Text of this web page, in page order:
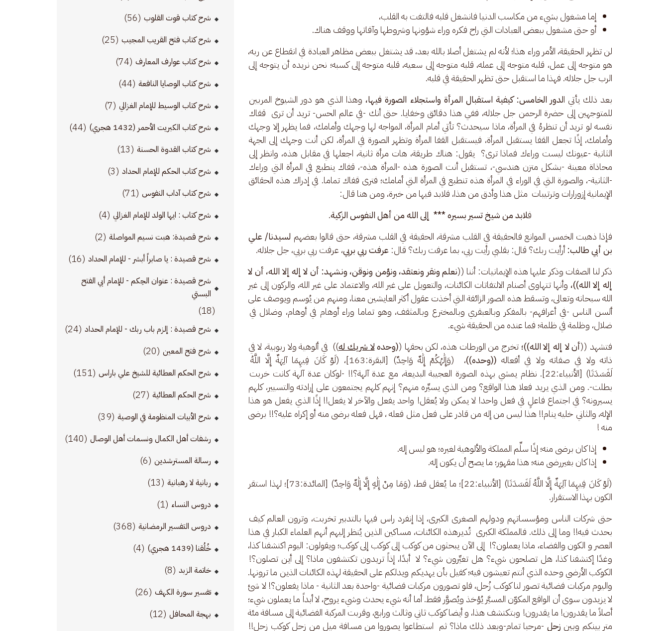
إما مشغول بشيء من مكاسب الدنيا فانشغل قلبه فالتفت به القلب،
أو حتى مشغول ببعض العبادات التي راح فكره وراء شؤونها وشروطها وآفاتها ووقف هناك.
لن تظهر الحقيقة، الأمر وراء هذا؛ لأنه لم يشتغل أصلا بالله بعد، قد يشتغل ببعض مظاهر العبادة في انقطاع عن ربه،
هو متوجه إلى عمل، قلبه متوجه إلى عمله، قلبه متوجه إلى سعيه، قلبه متوجه إلى كسبه؛ نحن نريده أن يتوجه إلى
الرب جل جلاله. فهذا ما استقبل حتى تظهر الحقيقة في قلبه.
بعد ذلك يأتي الدور الخامس: كيفية استقبال المرأة واستجلاء الصورة فيها، وهذا الذي هو دور الشيوخ المربين
للمتوجهين إلى حضرة الرحمن جل جلاله، ففي هذا دقائق وخفايا. حتى أنك -في عالم الحس- تريد أن ترى  قفاك
نفسه لو تريد أن تنظرهُ في المرأة، ماذا سيحدث؟ تأتي أمام المرأة، المواجه لها وجهك وأمامك، فما يظهر إلا وجهك
وأمامك، إذًا تجعل القفا يستقبل المرأة، فيستقبل القفا المرأة وتظهر الصورة في المرأة، لكن أنت وجهك إلى الجهة
الثانية -عيونك ليست وراءك فماذا ترى؟  يقول: هناك طريقة، هات مرأة ثانية، اجعلها في مقابل هذه، وانظر إلى
محاذاة معينة -بشكل متزن هندسي-، تستقبل أنت الصورة هذه -المرأة هذه-، قفاك ينطبع في المرأة التي وراءك
-الثانية-، والصورة التي في الوراء في المرأة هذه تنطبع في المرأة التي أمامك؛ فترى قفاك تماما. في إدراك هذه الحقائق
الإيمانية إزورارات وترتيبات  مثل هذا وأدق من هذا، فلابد فيها من خبرة، ومن هنا قال:
فلابد من شيخ تسير بسيره ***  إلى الله من أهل النفوس الزكية.
فإذا ذهبت الخمس الموانع فالحقيقة في القلب مشرقة، الحقيقة في القلب مشرقة، حتى قالوا بعضهم لسيدنا/ علي
بن أبي طالب: أرأيت ربك؟ قال: بقلبي رأيت ربي، بما عرفت ربك؟ قال: عرفت ربي بربي، عرفت ربي بربي، جل جلاله.
ذكر لنا الصفات وذكر عليها هذه الإيمانيات: أننا ((نعلم ونقر ونعتقد، ونؤمن ونوقن، ونشهد: أن لا إله إلا الله، أن لا
إله إلا الله))، وأنها تتهاوى أصنام الالتفاتات الكائنات، والتعويل على غير الله، والاعتماد على غير الله، والركون إلى غير
الله سبحانه وتعالى، وتسقط هذه الصور الزائفة التي أخذت عقول أكثر العايشين معنا، ومنهم من يُوسم ويوصف على
ألسن الناس -في أعرافهم- بالمفكر وبالعبقري وبالمخترع وبالمثقف، وهو تماما وراء أوهام في أوهام، وضلال في
ضلال، وظلمة في ظلمة؛ فما عنده من الحقيقة شيء.
فتشهد ((أن لا إله إلا الله))؛ تخرج من الورطات هذه، لكن بحقها ((وحده لا شريك له))  في ألوهية ولا ربوبية، لا في
ذاته ولا في صفاته ولا في أفعاله ((وحده))
،  (وَإِلَٰهُكُمْ إِلَٰهٌ وَاحِدٌ) [البقرة:163]، (لَوْ كَانَ فِيهِمَا آلِهَةٌ إِلَّا اللَّهُ
لَفَسَدَتَا) [الأنبياء:22]. نظام يمشي بهذه الصورة العجيبة البديعة، مع عدة آلهة؟!! -لوكان عدة آلهة كانت خربت
بطلت-. ومن الذي يريد فعلا هذا الواقع؟ ومن الذي يسيِّره منهم؟ إنهم كلهم يجتمعون على إرادته والتسيير، كلهم
يسيرونه؟ في اجتماع فاعلٍ في فعل واحد! لا يمكن ولا يُعقل! واحد يفعل والآخر لا يفعل!! إذًا الذي يفعل هو هذا
الإله، والثاني خليه ينام!! هذا ليس من إله من قادر على فعل مثل فعله ، فهل فعله برضى منه أو إكراه عليه؟!! برضى
منه !
إذا كان برضى منه؛ إذًا سلِّم المملكة والألوهية لغيره؛ هو ليس إله.
إذا كان بغيررضى منه؛ هذا مقهور؛ ما يصح أن يكون إله.
(لَوْ كَانَ فِيهِمَا آلِهَةٌ إِلَّا اللَّهُ لَفَسَدَتَا) [الأنبياء:22]؛ ما يُعقل قط، (وَمَا مِنْ إِلَٰهٍ إِلَّا إِلَٰهٌ وَاحِدٌ) [المائدة:73]؛ لهذا استقر
الكون بهذا الاستقرار.
حتى شركات الناس ومؤسساتهم ودولهم الصغرى الكبرى، إذا إنفرد راس فيها بالتدبير تخربت، وترون العالم كيف
بحدث فيه!! وما إلى ذلك. فالمملكة الكبرى  تُديرهذه الكائنات، مساكين الذين يُنظر إليهم أنهم العلماء الكبار في هذا
العصر و الكون والفضاء، ماذا يعملون؟!  إلى الآن يبحثون من كوكب إلى كوكب إلى كوكب؛ ويقولون: اليوم اكتشفنا كذا،
وغدًا إكتشفنا كذا، هل تصلحون شيء؟ هل تغيِّرون شيء؟ لا  أبدًا، إذاً تريدون تكتشفون ماذا؟ إلى أين تصلون؟!
الكوكب الأرضي وحده الذي أنتم تعيشون فيه؛ كفيل بأن يهديكم ويدلكم على الحقيقة لهذه الكائنات الذين ما ترونها.
واليوم مركبات فضائية تصور لنا كوكب زُحل، فلو تصورون مركبات فضائية -واحدة بعد الثانية - ماذا يفعلون؟! لا شئ
لا يزيدون سوى أن الواقع المكوّن المسيَّر يُؤخذ ويُصوَّر فقط. أما أنه شيء يحدث وشيء يروح، لا أبداً ما يعملون شيء؛
أصلاً ما يقدرون! ما يقدرون! وبتكتشف هذا، و أيضا كوكب ثاني وثالث ورابع، وقربت المركبة الفضائية إلى مسافة مئة
متر بينكم وبين زحل -مرحبا تمام-وبعد ذلك ماذا؟ ثم  استطاعوا يصوروا من مسافة ميل من زحل كوكب زحل!!
شرح كتاب قوت القلوب (56)
شرح كتاب فتح القريب المجيب (25)
شرح كتاب عوارف المعارف (74)
شرح كتاب الوصايا النافعة (44)
شرح كتاب الوسيط للإمام الغزالي (7)
شرح كتاب الكبريت الأحمر (1432 هجري) (44)
شرح كتاب القدوة الحسنة (13)
شرح كتاب الحكم للإمام الحداد (3)
شرح كتاب آداب النفوس (71)
شرح كتاب : ايها الولد للإمام الغزالي (4)
شرح قصيدة: هبت نسيم المواصلة (2)
شرح قصيدة : يا صابراً أبشر - للإمام الحداد (16)
شرح قصيدة : عنوان الحِكم - للإمام أبي الفتح
البستي
(18)
شرح قصيدة : إلزم باب ربك - للإمام الحداد (24)
شرح فتح المعين (20)
شرح الحكم العطائية للشيخ علي باراس (151)
شرح الحكم العطائية (27)
شرح الأبيات المنظومة في الوصية (39)
رشفات أهل الكمال ونسمات أهل الوصال (140)
رسالة المسترشدين (6)
ربانية لا رهبانية (13)
دروس النساء (1)
دروس التفسير الرمضانية (368)
خُلُقنا (1439 هجري) (4)
خاتمة الزبد (8)
تفسير سورة الكهف (26)
بهجة المحافل (12)